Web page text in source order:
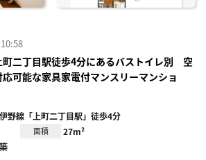
町二丁目駅徒歩4分にあるバストイレ別 空
可能な家具家電付マンスリーマンショ
野線「上町二丁目駅」徒歩4分
面積 27m²